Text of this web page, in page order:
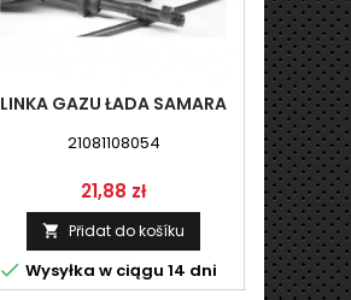
LINKA GAZU ŁADA SAMARA
21081108054
Cena
21,88 zł
 Přidat do košíku
 Wysyłka w ciągu 14 dni
LINKA

